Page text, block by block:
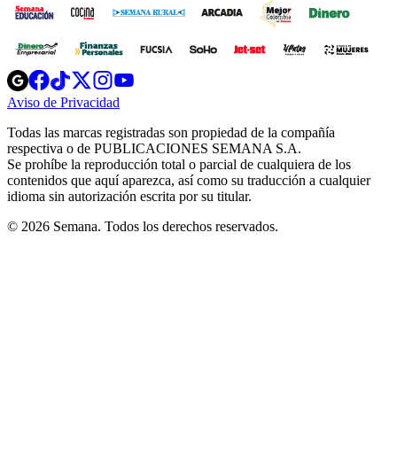
Opens
in
new
Opens
in
new
Opens
in
new
window
Opens
new
windowwindow
Aviso de Privacidad
new
window
Todas las marcas registradas son propiedad de la compañía
respectiva o de PUBLICACIONES SEMANA S.A.
Se prohíbe la reproducción total o parcial de cualquiera de los
contenidos que aquí aparezca, así como su traducción a cualquier
idioma sin autorización escrita por su titular.
© 2026 Semana. Todos los derechos reservados.